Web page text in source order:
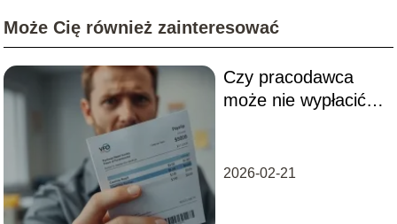
Może Cię również zainteresować
Czy pracodawca
może nie wypłacić
Wyjaśniamy
2026-02-21